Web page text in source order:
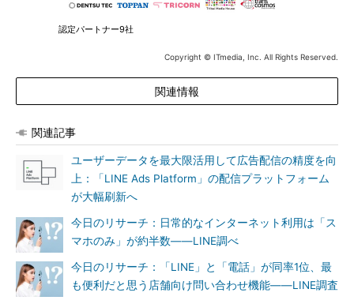
認定パートナー9社
Copyright © ITmedia, Inc. All Rights Reserved.
関連情報
関連記事
ユーザーデータを最大限活用して広告配信の精度を向
上：「LINE Ads Platform」の配信プラットフォーム
が大幅刷新へ
今日のリサーチ：日常的なインターネット利用は「ス
マホのみ」が約半数――LINE調べ
今日のリサーチ：「LINE」と「電話」が同率1位、最
も便利だと思う店舗向け問い合わせ機能――LINE調査